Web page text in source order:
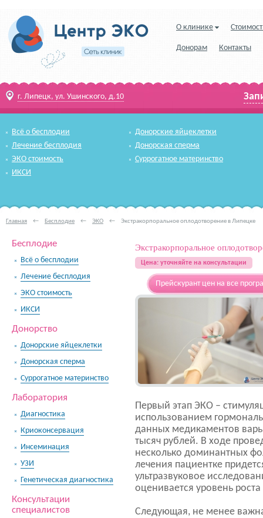
О клинике
Донорам Контакты
г. Липецк, ул. Ушинского, д.10
Всё о бесплодии
Лечение бесплодия
ЭКО стоимость
ИКСИ
Донорские яйцеклетки
Донорская сперма
Суррогатное материнство
Главная ← Бесплодие ← ЭКО ← Экстракорпоральное оплодотворение в Липецке
Бесплодие
Всё о бесплодии
Лечение бесплодия
ЭКО стоимость
ИКСИ
Донорство
Донорские яйцеклетки
Донорская сперма
Суррогатное материнство
Лаборатория
Диагностика
Криоконсервация
Инсеминация
УЗИ
Генетическая диагностика
Консультации
специалистов
Экстракорпоральное
Цена: уточняйте на консультации
Прейскурант цен на все
Первый этап ЭКО –
использованием
данных медикаментов
тысяч рублей. В ходе
несколько доминантных
лечения пациентке
ультразвуковое
оценивается уровень
Следующая, не менее